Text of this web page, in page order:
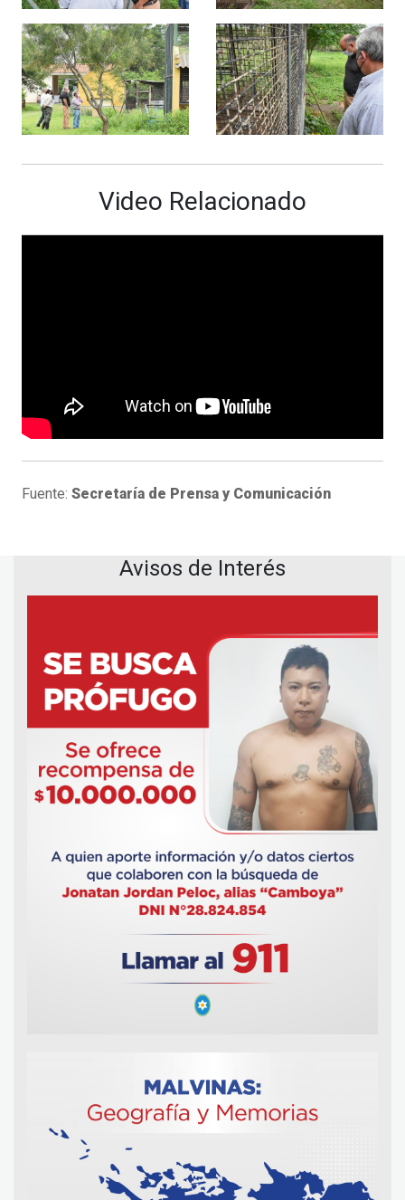
Video Relacionado
Fuente: Secretaría de Prensa y Comunicación
Avisos de Interés